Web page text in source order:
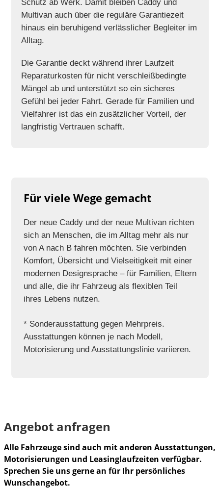
Schutz ab Werk. Damit bleiben Caddy und
Multivan auch über die reguläre Garantiezeit
hinaus ein beruhigend verlässlicher Begleiter im
Alltag.
Die Garantie deckt während ihrer Laufzeit
Reparaturkosten für nicht verschleißbedingte
Mängel ab und unterstützt so ein sicheres
Gefühl bei jeder Fahrt. Gerade für Familien und
Vielfahrer ist das ein zusätzlicher Vorteil, der
langfristig Vertrauen schafft.
Für viele Wege gemacht
Der neue Caddy und der neue Multivan richten
sich an Menschen, die im Alltag mehr als nur
von A nach B fahren möchten. Sie verbinden
Komfort, Übersicht und Vielseitigkeit mit einer
modernen Designsprache – für Familien, Eltern
und alle, die ihr Fahrzeug als flexiblen Teil
ihres Lebens nutzen.
* Sonderausstattung gegen Mehrpreis.
Ausstattungen können je nach Modell,
Motorisierung und Ausstattungslinie variieren.
Angebot anfragen
Alle Fahrzeuge sind auch mit anderen Ausstattungen,
Motorisierungen und Leasinglaufzeiten verfügbar.
Sprechen Sie uns gerne an für Ihr persönliches
Wunschangebot.